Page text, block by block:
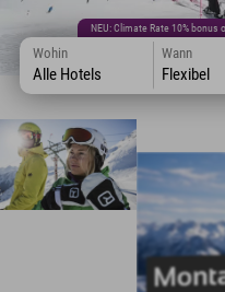
NEU: Climate Rate 10%
Wohin
Alle Hotels
Wann
Flexibel